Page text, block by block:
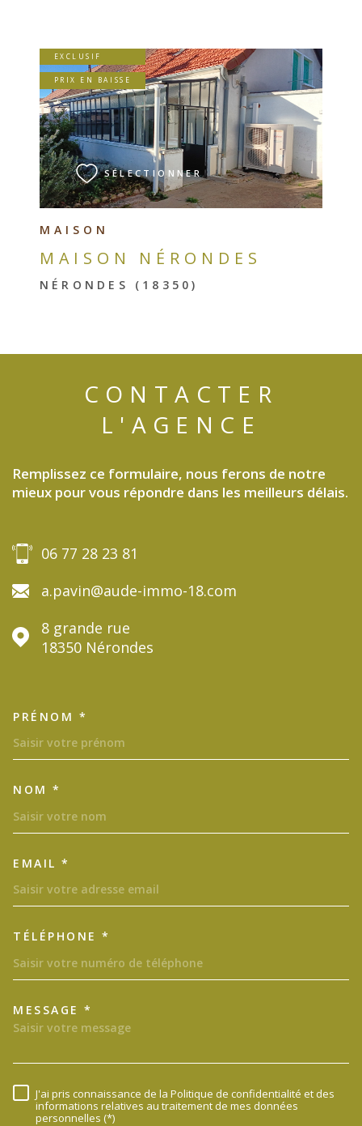
MAISON
MAISON NÉRONDES
NÉRONDES (18350)
EXCLUSIF
PRIX EN BAISSE
SÉLECTIONNER
VOIR LE BIEN
CONTACTER
L'AGENCE
Remplissez ce formulaire, nous ferons de notre
mieux pour vous répondre dans les meilleurs délais.
06 77 28 23 81
a.pavin@aude-immo-18.com
8 grande rue
18350
Nérondes
PRÉNOM *
NOM *
EMAIL *
TÉLÉPHONE *
MESSAGE *
RÈGLEMENTATION
J'ai pris connaissance de la Politique de confidentialité et des
informations relatives au traitement de mes données
personnelles (*)